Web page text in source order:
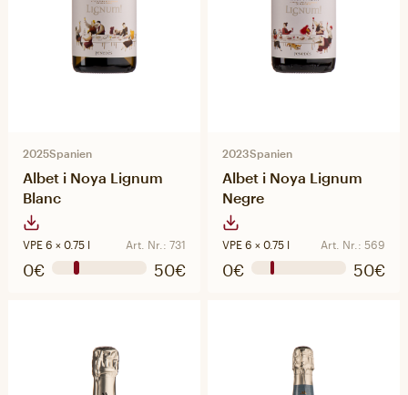
2025Spanien
Albet i Noya Lignum
Blanc
VPE 6 × 0.75 l Art. Nr.: 731
0€ 50€
2023Spanien
Albet i Noya Lignum
Negre
VPE 6 × 0.75 l Art. Nr.: 569
0€ 50€